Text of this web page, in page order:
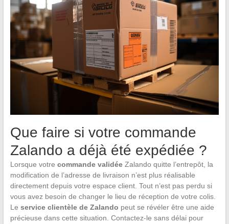
Que faire si votre commande
Zalando a déjà été expédiée ?
Lorsque votre commande validéeZalando quitte l’entrepôt, la
modification de l’adresse de livraison n’est plus réalisable
directement depuis votre espace client. Tout n’est pas perdu si
vous avez besoin de changer le lieu de réception de votre colis.
Le service clientèle de Zalando peut se révéler être une aide
précieuse dans cette situation. Contactez-le sans délai pour